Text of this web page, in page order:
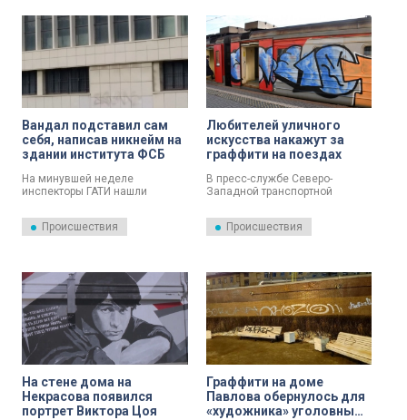
Вандал подставил сам
себя, написав никнейм на
здании института ФСБ
На минувшей неделе
инспекторы ГАТИ нашли
на проспекте Энергетиков. На
нем была крупная надпись
«SEVAN».
Происшествия
Любителей уличного
искусства накажут за
граффити на поездах
В пресс-службе Северо-
Западной транспортной
жителей Петербурга и
Мурманска обвинили в
Происшествия
На стене дома на
Некрасова появился
портрет Виктора Цоя
Граффити на доме
Павлова обернулось для
«художника» уголовным